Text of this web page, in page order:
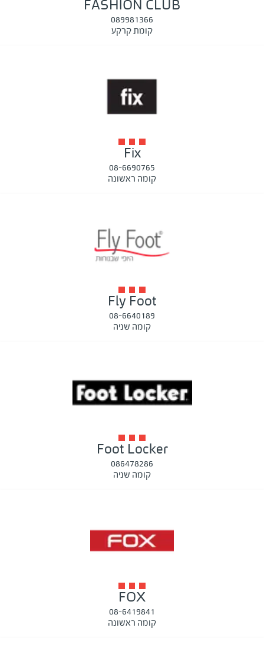
FASHION CLUB
089981366
קומת קרקע
Fix
08-6690765
קומה ראשונה
Fly Foot
08-6640189
קומה שניה
Foot Locker
086478286
קומה שניה
FOX
08-6419841
קומה ראשונה